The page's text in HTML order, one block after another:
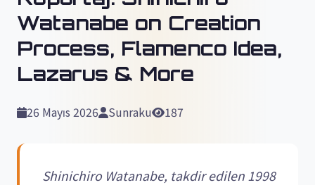
Watanabe on Creation
Process, Flamenco Idea,
Lazarus & More
26 Mayıs 2026 Sunraku 187
Shinichiro Watanabe, takdir edilen 1998